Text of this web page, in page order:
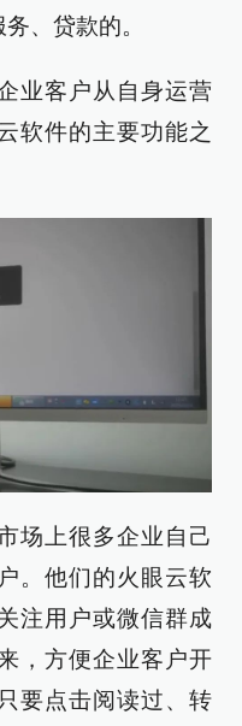
、贷款的。
业客户从自身运营
软件的主要功能之
场上很多企业自己
。他们的火眼云软
注用户或微信群成
，方便企业客户开
要点击阅读过、转